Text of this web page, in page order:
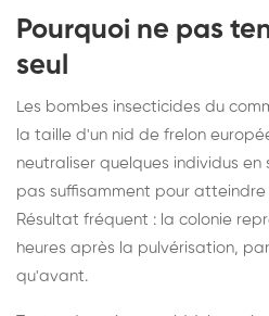
Pourquoi ne pas
seul
Les bombes insecticides du
la taille d'un nid de frelon
neutraliser quelques individus
pas suffisamment pour
Résultat fréquent : la colonie
heures après la pulvérisation,
qu'avant.